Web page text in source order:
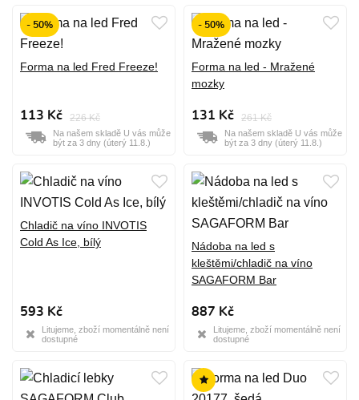
- 50%
Forma na led Fred Freeze!
113 Kč 226 Kč
Na našem skladě U vás může
být za 3 dny (úterý 11.8.)
- 50%
Forma na led - Mražené
mozky
131 Kč 261 Kč
Na našem skladě U vás může
být za 3 dny (úterý 11.8.)
Chladič na víno INVOTIS
Cold As Ice, bílý
593 Kč
Litujeme, zboží momentálně není
dostupné
Nádoba na led s
kleštěmi/chladič na víno
SAGAFORM Bar
887 Kč
Litujeme, zboží momentálně není
dostupné